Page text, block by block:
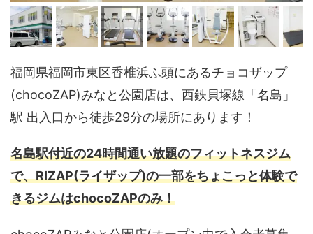
福岡県福岡市東区香椎浜ふ頭にあるチョコザップ
(chocoZAP)みなと公園店は、西鉄貝塚線「名島」
駅 出入口から徒歩29分の場所にあります！
名島駅付近の24時間通い放題のフィットネスジム
で、RIZAP(ライザップ)の一部をちょこっと体験で
きるジムはchocoZAPのみ！